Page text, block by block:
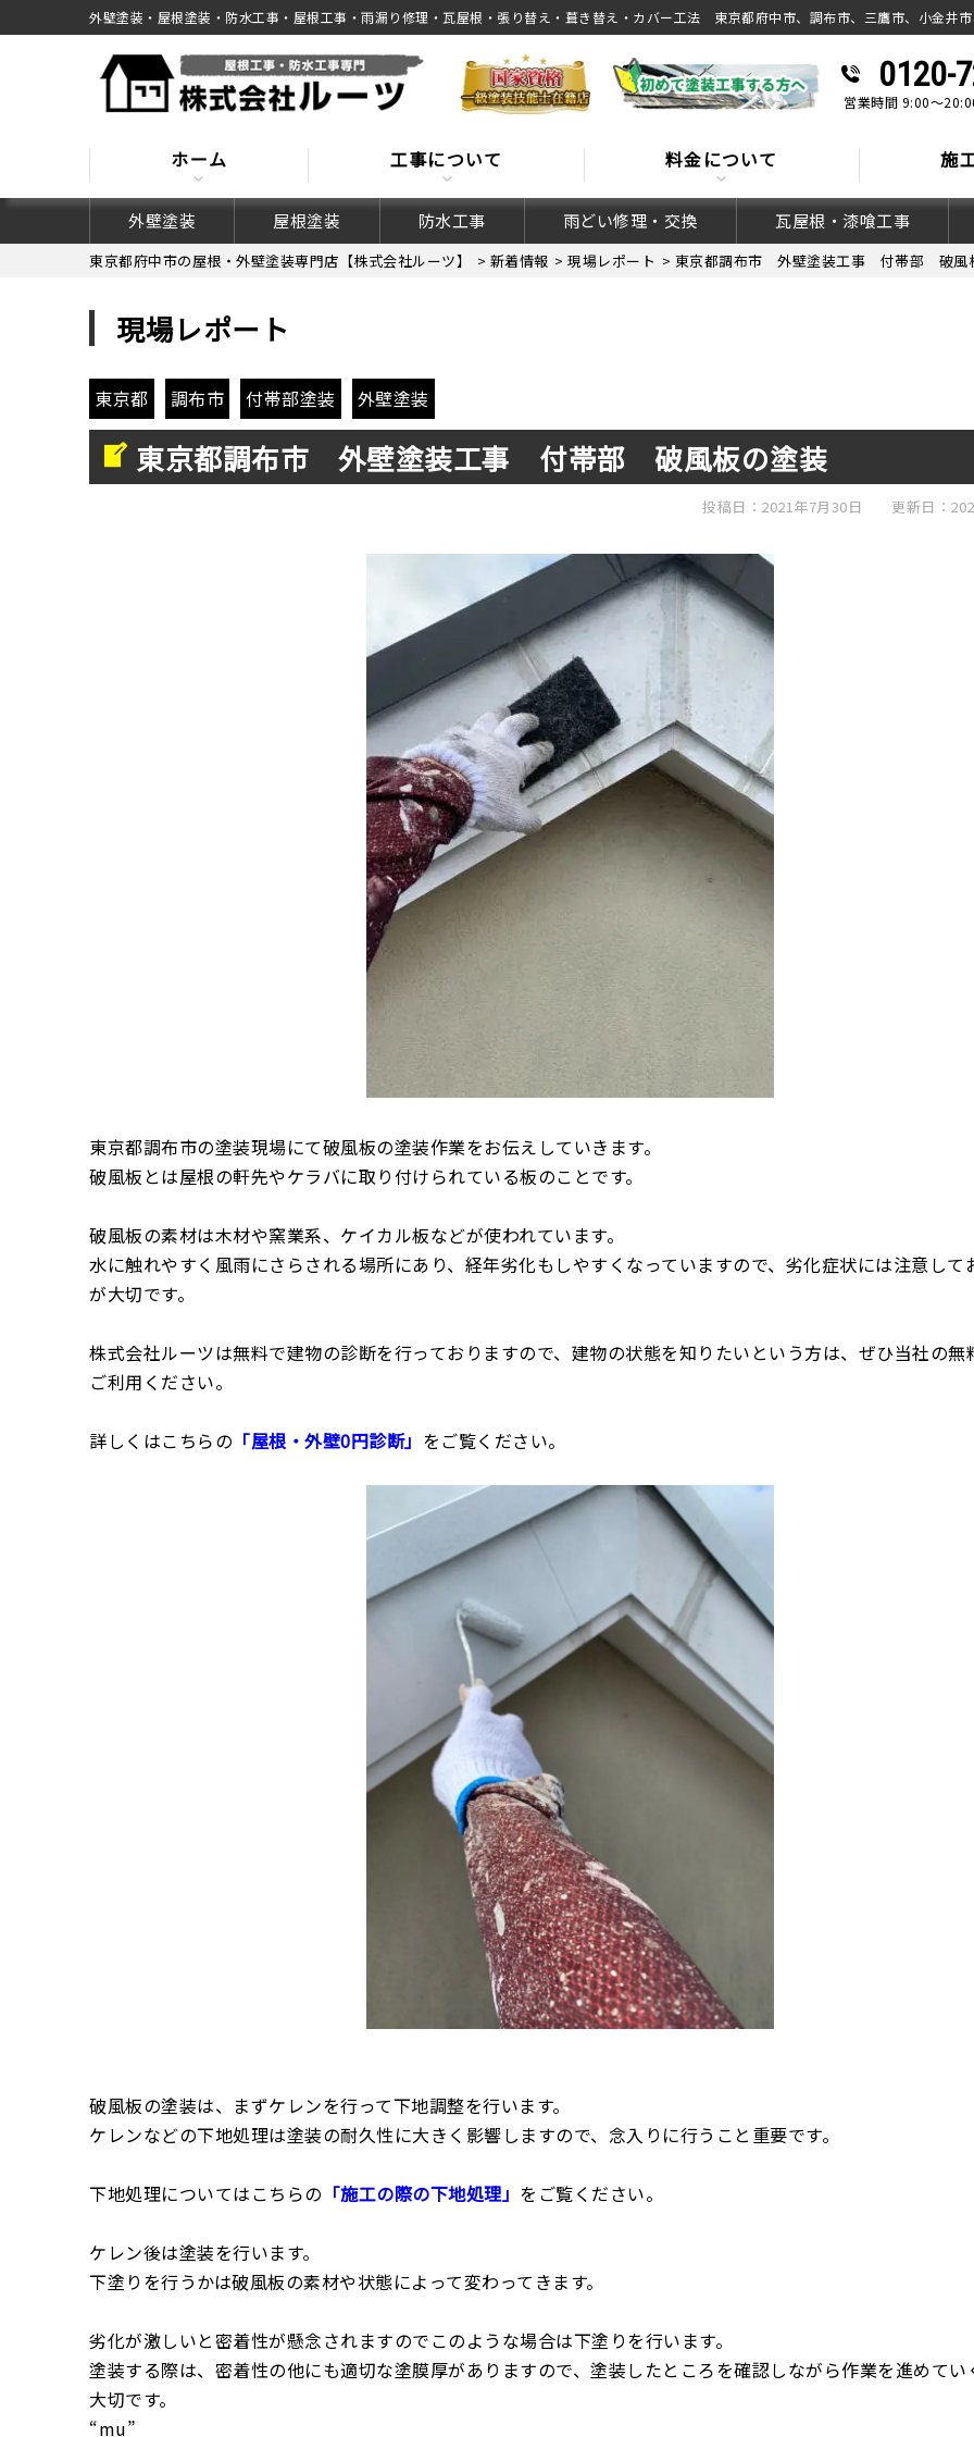
外壁塗装・屋根塗装・防水工事・屋根工事・雨漏り修理・瓦屋根・張り替え・葺き替え・カバー工法 東京都府中市、調布市、三鷹市、小金井
0120-
営業時間 9:00～
ホーム 工事について 料金について 施
外壁塗装 屋根塗装 防水工事 雨どい修理・交換 瓦屋根・漆喰工事
東京都府中市の屋根・外壁塗装専門店【株式会社ルーツ】 > 新着情報 > 現場レポート > 東京都調布市 外壁塗装工事 付帯部 破風
現場レポート
東京都 調布市 付帯部塗装 外壁塗装
東京都調布市 外壁塗装工事 付帯部 破風板の塗装
投稿日：2021年7月30日 更新日：
東京都調布市の塗装現場にて破風板の塗装作業をお伝えしていきます。
破風板とは屋根の軒先やケラバに取り付けられている板のことです。
破風板の素材は木材や窯業系、ケイカル板などが使われています。
水に触れやすく風雨にさらされる場所にあり、経年劣化もしやすくなっていますので、劣化症状には注意して
が大切です。
株式会社ルーツは無料で建物の診断を行っておりますので、建物の状態を知りたいという方は、ぜひ当社の無
ご利用ください。
詳しくはこちらの 「屋根・外壁0円診断」 をご覧ください。
破風板の塗装は、まずケレンを行って下地調整を行います。
ケレンなどの下地処理は塗装の耐久性に大きく影響しますので、念入りに行うこと重要です。
下地処理についてはこちらの 「施工の際の下地処理」 をご覧ください。
ケレン後は塗装を行います。
下塗りを行うかは破風板の素材や状態によって変わってきます。
劣化が激しいと密着性が懸念されますのでこのような場合は下塗りを行います。
塗装する際は、密着性の他にも適切な塗膜厚がありますので、塗装したところを確認しながら作業を進めてい
大切です。
“mu”